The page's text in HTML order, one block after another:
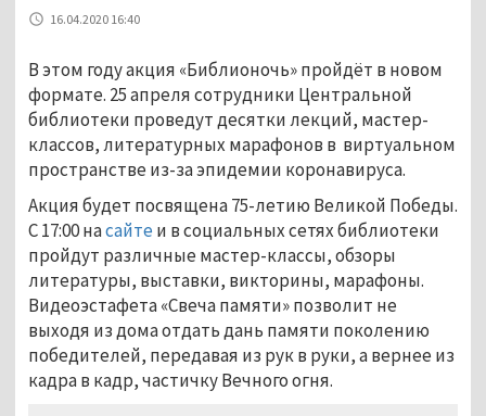
16.04.2020 16:40
В этом году акция «Библионочь» пройдёт в новом
формате. 25 апреля сотрудники Центральной
библиотеки проведут десятки лекций, мастер-
классов, литературных марафонов в виртуальном
пространстве из-за эпидемии коронавируса.
Акция будет посвящена 75-летию Великой Победы.
С 17:00 насайте и в социальных сетях библиотеки
пройдут различные мастер-классы, обзоры
литературы, выставки, викторины, марафоны.
Видеоэстафета «Свеча памяти» позволит не
выходя из дома отдать дань памяти поколению
победителей, передавая из рук в руки, а вернее из
кадра в кадр, частичку Вечного огня.